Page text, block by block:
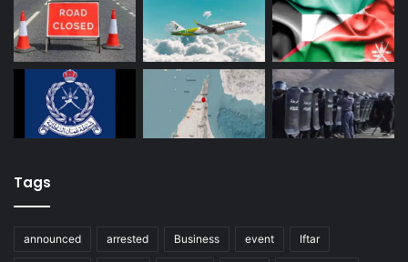
Tags
announced arrested Business event Iftar